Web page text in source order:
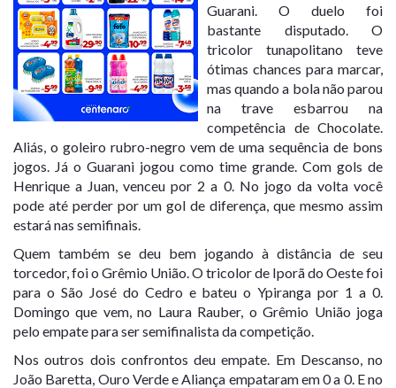
Guarani. O duelo foi
bastante disputado. O
tricolor tunapolitano teve
ótimas chances para marcar,
mas quando a bola não parou
na trave esbarrou na
competência de Chocolate.
Aliás, o goleiro rubro-negro vem de uma sequência de bons
jogos. Já o Guarani jogou como time grande. Com gols de
Henrique a Juan, venceu por 2 a 0. No jogo da volta você
pode até perder por um gol de diferença, que mesmo assim
estará nas semifinais.
Quem também se deu bem jogando à distância de seu
torcedor, foi o Grêmio União. O tricolor de Iporã do Oeste foi
para o São José do Cedro e bateu o Ypiranga por 1 a 0.
Domingo que vem, no Laura Rauber, o Grêmio União joga
pelo empate para ser semifinalista da competição.
Nos outros dois confrontos deu empate. Em Descanso, no
João Baretta, Ouro Verde e Aliança empataram em 0 a 0. E no